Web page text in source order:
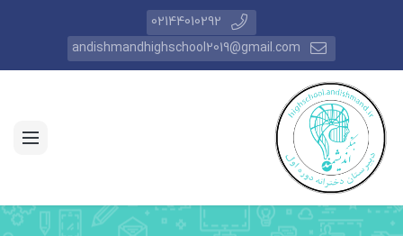
02144010292
andishmandhighschool2019@gmail.com